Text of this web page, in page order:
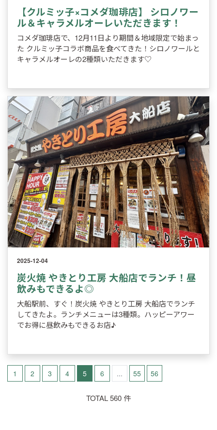
【クルミッ子×コメダ珈琲店】 シロノワー
ル＆キャラメルオーレいただきます！
コメダ珈琲店で、12月11日より期間＆地域限定で始まっ
た クルミッ子コラボ商品を食べてきた！シロノワールと
キャラメルオーレの2種類いただきます♡
2025-12-04
炭火焼 やきとり工房 大船店でランチ！昼
飲みもできるよ◎
大船駅前、すぐ！炭火焼 やきとり工房 大船店でランチ
してきたよ。ランチメニューは3種類。ハッピーアワー
でお得に昼飲みもできるお店♪
1 2 3 4 5 6 ... 55 56
TOTAL 560 件